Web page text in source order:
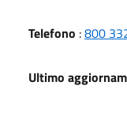
Telefono :800
Ultimo